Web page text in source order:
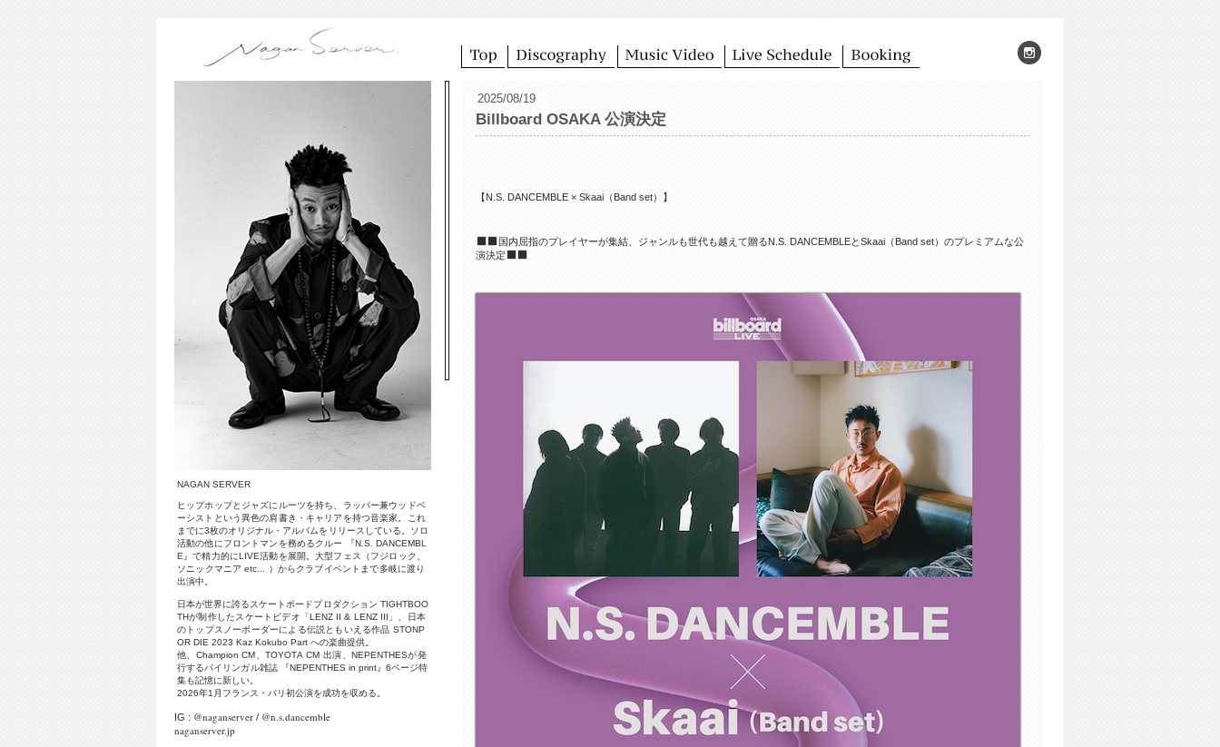
2025/08/19
Billboard OSAKA 公演決定
【N.S. DANCEMBLE × Skaai（Band set）】
国内屈指のプレイヤーが集結、ジャンルも世代も越えて贈るN.S. DANCEMBLEとSkaai（Band set）のプレミアムな公
演決定
NAGAN SERVER
ヒ ップホ ップと ジャズに ルーツを持ち ラッパー兼ウッ ドベ
ーシス ト という異色の肩書き ・ キャ リ ア を持つ音楽家 こ れ
までに3枚のオ リ ジナル ・ アルバムを リ リ ース し ている ソロ
活動の他にフロ ン トマン を務めるク ルー 『N. S. DANCEMBL
E 』で精力的にL IVE活動を展開 。大型フ ェ ス （フジロ ック
ソ ニ ッ クマ ニ ア etc ） からク ラブイベン ト まで多岐に渡り
出演中
日本が世界に誇るスケー ト ボー ドプロ ダク シ ョ ン TIGHTBOO
THが制 作したス ケー ト ビデオ 「LENZ II & L ENZ III 」 日本
の ト ッ プス ノ ーボ ーダーに よ る伝説 と もいえ る作品 STONP
OR DIE 2023 Kaz Kokubo Part への楽曲提供
他
Champion CM TOYOTA CM 出演 NEPENTHESが発
行するバイ リ ンガル雑誌 『NEPENTHES in print』6ページ特
集も記憶に新し い
2026年1 月 フランス ・ パリ初公演を成功を収める
IG : @naganserver / @n.s.dancemble
naganserver.jp